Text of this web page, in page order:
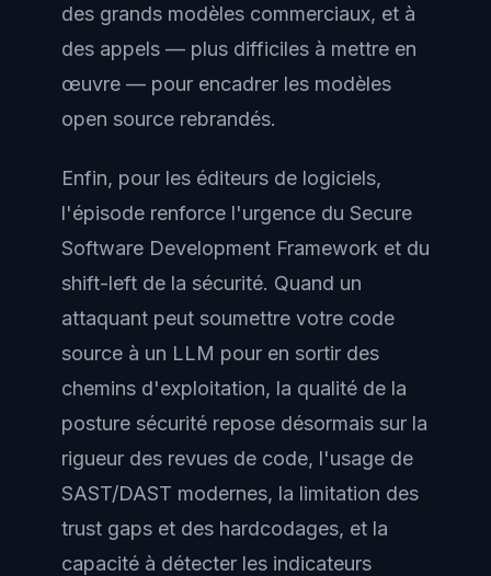
des grands modèles commerciaux, et à
des appels — plus difficiles à mettre en
œuvre — pour encadrer les modèles
open source rebrandés.
Enfin, pour les éditeurs de logiciels,
l'épisode renforce l'urgence du Secure
Software Development Framework et du
shift-left de la sécurité. Quand un
attaquant peut soumettre votre code
source à un LLM pour en sortir des
chemins d'exploitation, la qualité de la
posture sécurité repose désormais sur la
rigueur des revues de code, l'usage de
SAST/DAST modernes, la limitation des
trust gaps et des hardcodages, et la
capacité à détecter les indicateurs